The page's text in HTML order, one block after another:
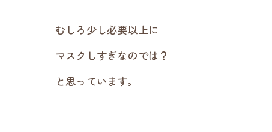
むしろ少し必要以上に
マスクしすぎなのでは？
と思っています。